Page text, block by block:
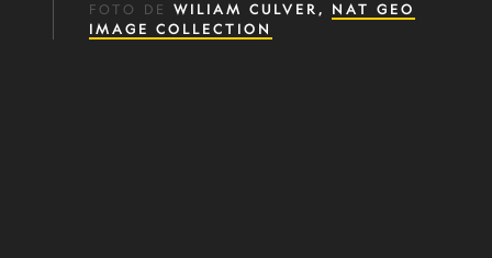
FOTO DE WILIAM CULVER, NAT GEO
IMAGE COLLECTION